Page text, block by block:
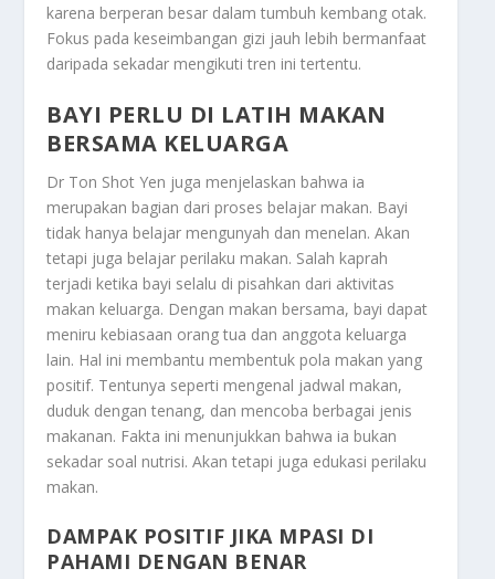
karena berperan besar dalam tumbuh kembang otak.
Fokus pada keseimbangan gizi jauh lebih bermanfaat
daripada sekadar mengikuti tren ini tertentu.
BAYI PERLU DI LATIH MAKAN
BERSAMA KELUARGA
Dr Ton Shot Yen juga menjelaskan bahwa ia
merupakan bagian dari proses belajar makan. Bayi
tidak hanya belajar mengunyah dan menelan. Akan
tetapi juga belajar perilaku makan. Salah kaprah
terjadi ketika bayi selalu di pisahkan dari aktivitas
makan keluarga. Dengan makan bersama, bayi dapat
meniru kebiasaan orang tua dan anggota keluarga
lain. Hal ini membantu membentuk pola makan yang
positif. Tentunya seperti mengenal jadwal makan,
duduk dengan tenang, dan mencoba berbagai jenis
makanan. Fakta ini menunjukkan bahwa ia bukan
sekadar soal nutrisi. Akan tetapi juga edukasi perilaku
makan.
DAMPAK POSITIF JIKA MPASI DI
PAHAMI DENGAN BENAR